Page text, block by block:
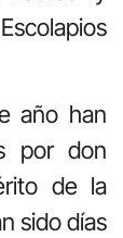
año han
por don
de la
sido días